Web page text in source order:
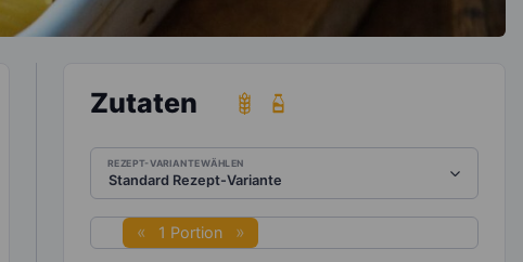
Zutaten
REZEPT-VARIANTE WÄHLEN
1 Portion